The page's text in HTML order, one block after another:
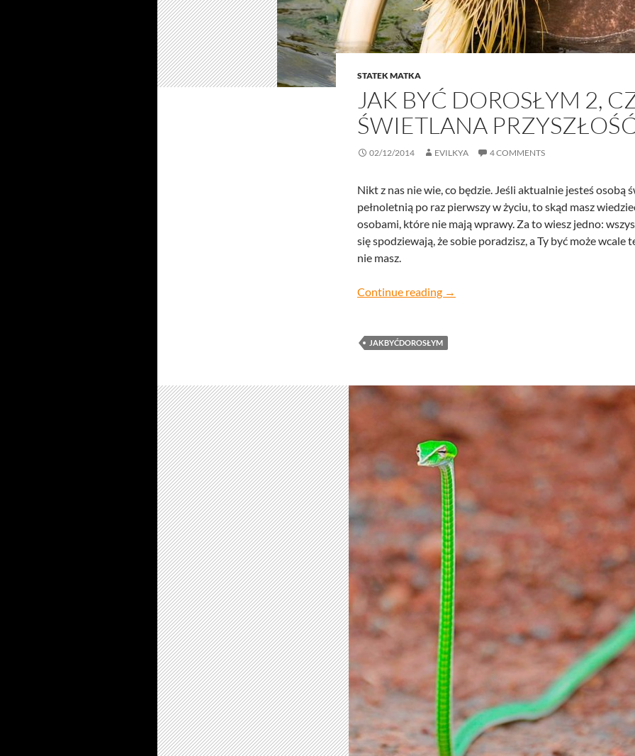
STATEK MATKA
JAK BYĆ DOROSŁYM 2,
ŚWIETLANA
02/12/2014 EVILKYA 4 COMMENTS
Nikt z nas nie wie, co będzie. Jeśli aktualnie jesteś osobą
pełnoletnią po raz pierwszy w życiu, to skąd masz
osobami, które nie mają wprawy. Za to wiesz jedno:
się spodziewają, że sobie poradzisz, a Ty być może wcale
nie masz.
Continue reading jak być dorosłym 2, czyli świetlana
→
JAKBYĆDOROSŁYM